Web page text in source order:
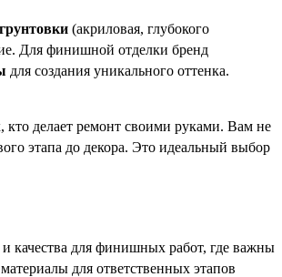
грунтовки (акриловая, глубокого
Для финишной отделки бренд
для создания уникального оттенка.
делает ремонт своими руками. Вам не
этапа до декора. Это идеальный выбор
качества для финишных работ, где важны
для ответственных этапов